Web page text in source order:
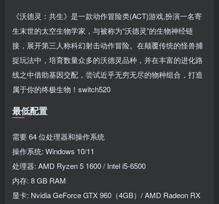
《沃德灵：共生》是一款动作冒险类(ACT)游戏,扮演一名寄
生末世的太空生物学家，与被称为“沃德灵”的生物神经链
接，展开第三人称科幻射击动作冒险。在颠覆传统的怪兽捕
捉玩法中，培育数量众多的沃德灵品种，并在丰富的进化路
线之中借助基因交配，尝试近乎无穷无尽的物种组合，打造
属于你的终极生物！switch520
最低配置
需要 64 位处理器和操作系统
操作系统: Windows 10/11
处理器: AMD Ryzen 5 1600 / Intel i5-6500
内存: 8 GB RAM
显卡: Nvidia GeForce GTX 960（4GB）/ AMD Radeon RX